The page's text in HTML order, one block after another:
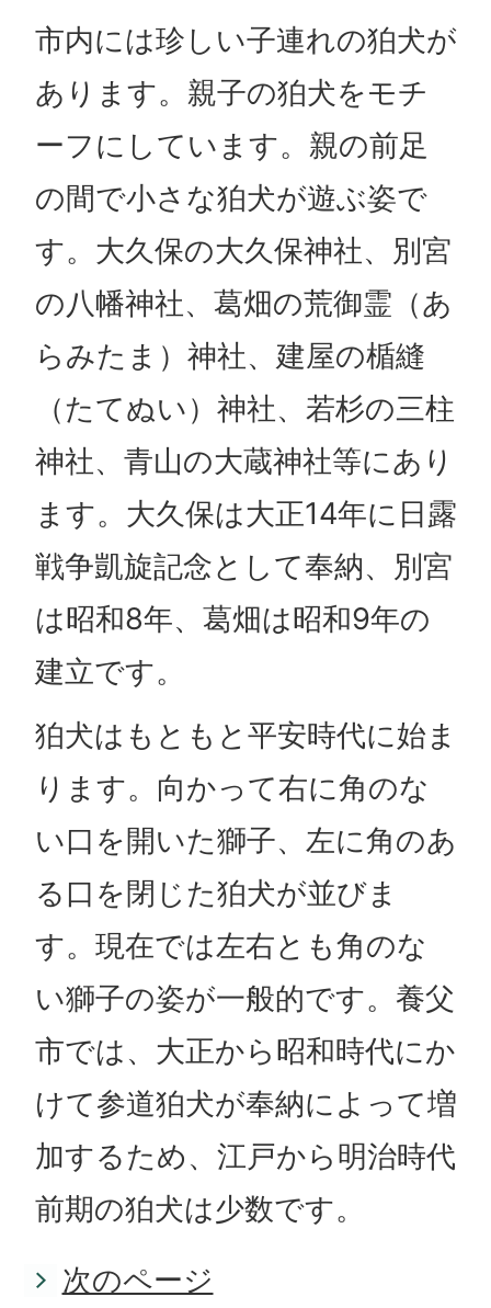
市内には珍しい子連れの狛犬が
あります。親子の狛犬をモチ
ーフにしています。親の前足
の間で小さな狛犬が遊ぶ姿で
す。大久保の大久保神社、別宮
の八幡神社、葛畑の荒御霊（あ
らみたま）神社、建屋の楯縫
（たてぬい）神社、若杉の三柱
神社、青山の大蔵神社等にあり
ます。大久保は大正14年に日露
戦争凱旋記念として奉納、別宮
は昭和8年、葛畑は昭和9年の
建立です。
狛犬はもともと平安時代に始ま
ります。向かって右に角のな
い口を開いた獅子、左に角のあ
る口を閉じた狛犬が並びま
す。現在では左右とも角のな
い獅子の姿が一般的です。養父
市では、大正から昭和時代にか
けて参道狛犬が奉納によって増
加するため、江戸から明治時代
前期の狛犬は少数です。
次のページ